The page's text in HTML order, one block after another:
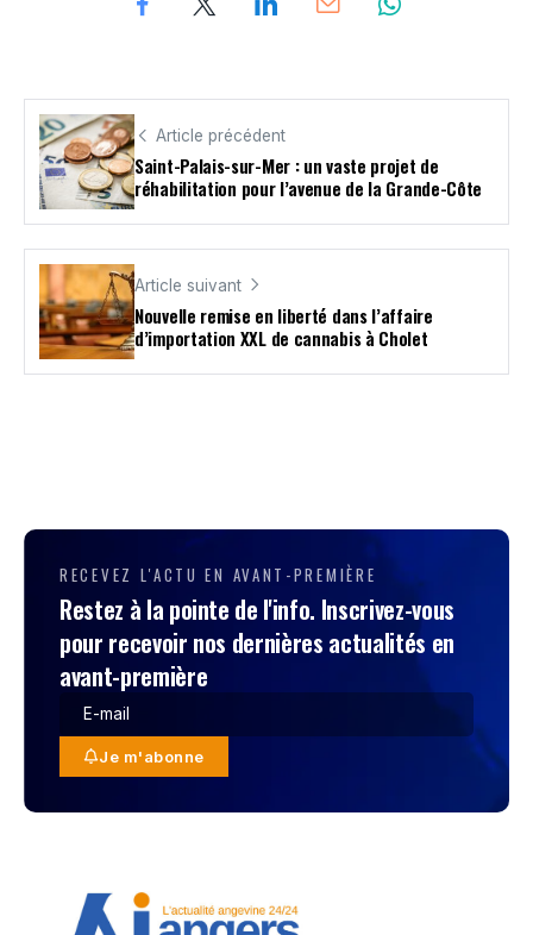
Article précédent
Saint-Palais-sur-Mer : un vaste projet de
réhabilitation pour l’avenue de la Grande-Côte
Article suivant
Nouvelle remise en liberté dans l’affaire
d’importation XXL de cannabis à Cholet
RECEVEZ L'ACTU EN AVANT-PREMIÈRE
Restez à la pointe de l'info. Inscrivez-vous
pour recevoir nos dernières actualités en
avant-première
Je m'abonne